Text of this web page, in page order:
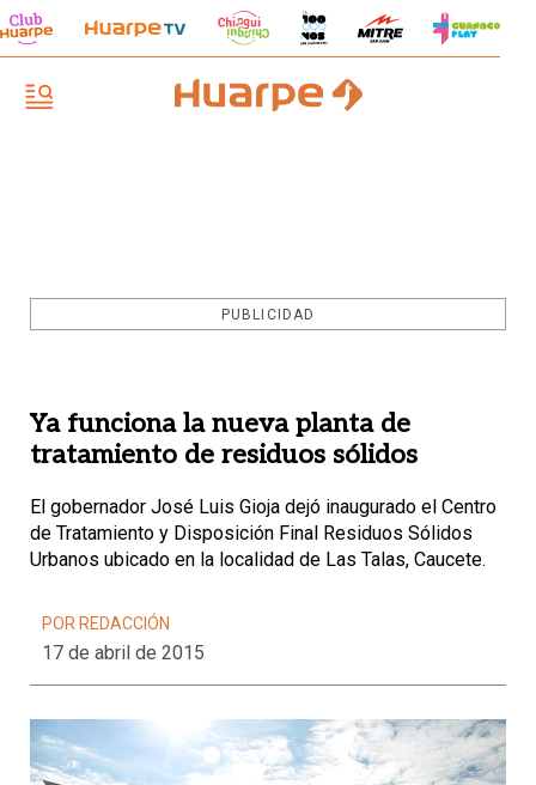
PUBLICIDAD
Ya funciona la nueva planta de
tratamiento de residuos sólidos
El gobernador José Luis Gioja dejó inaugurado el Centro
de Tratamiento y Disposición Final Residuos Sólidos
Urbanos ubicado en la localidad de Las Talas, Caucete.
POR REDACCIÓN
17 de abril de 2015